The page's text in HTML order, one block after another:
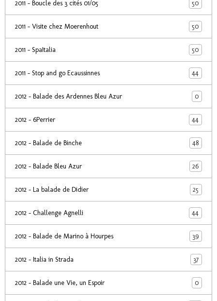
2011 - Boucle des 3 cités 01/05 50
2011 - Visite chez Moerenhout 50
2011 - SpaItalia 50
2011 - Stop and go Ecaussinnes 44
2012 - Balade des Ardennes Bleu Azur 0
2012 - 6Perrier 44
2012 - Balade de Binche 48
2012 - Balade Bleu Azur 26
2012 - La balade de Didier 25
2012 - Challenge Agnelli 44
2012 - Balade de Marino à Hourpes 39
2012 - Italia in Strada 37
2012 - Balade une Vie, un Espoir 0